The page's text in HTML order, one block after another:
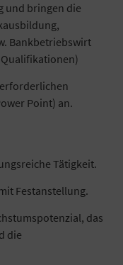
und bringen die
Bankbetriebswirt
Point) an.
Tätigkeit.
Festanstellung.
das
die